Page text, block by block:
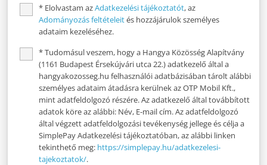
* Elolvastam azAdatkezelési tájékoztatót, az
Adományozás feltételeités hozzájárulok személyes
adataim kezeléséhez.
*Tudomásul veszem, hogy a Hangya Közösség Alapítvány
(1161 Budapest Érsekújvári utca 22.) adatkezelő által a
hangyakozosseg.hu felhasználói adatbázisában tárolt alábbi
személyes adataim átadásra kerülnek az OTP Mobil Kft.,
mint adatfeldolgozó részére. Az adatkezelő által továbbított
adatok köre az alábbi: Név, E-mail cím. Az adatfeldolgozó
által végzett adatfeldolgozási tevékenység jellege és célja a
SimplePay Adatkezelési tájékoztatóban, az alábbi linken
tekinthető meg: https://simplepay.hu/adatkezelesi-
tajekoztatok/.